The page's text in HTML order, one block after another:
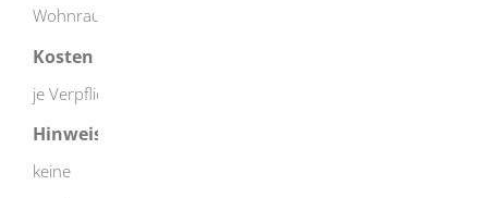
Wohnraum einfordern.
Kosten
je Verpflichtungserklärung: EUR 29,00
Hinweise
keine